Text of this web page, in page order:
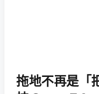
拖地不再是「